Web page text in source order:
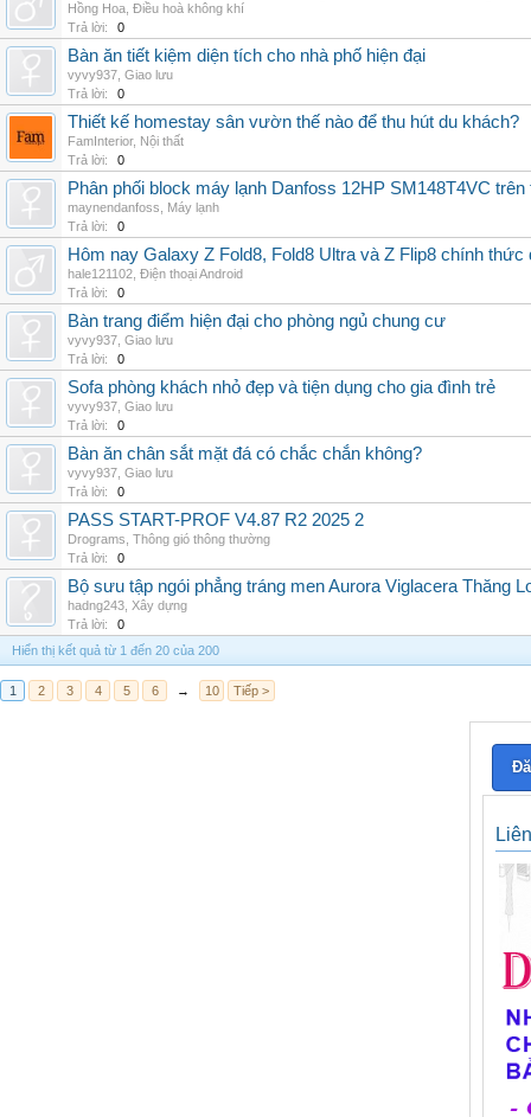
Hồng Hoa Điều hoà không khí
Trả lời:
0
Bàn ăn tiết kiệm diện tích cho nhà phố hiện đại
vyvy937 Giao lưu
Trả lời:
0
Thiết kế homestay sân vườn thế nào để thu hút du khách?
FamInterior, Nội thất
Trả lời:
0
Phân phối block máy lạnh Danfoss 12HP SM148T4VC
maynendanfoss
Máy lạnh
Trả lời:
0
Hôm nay Galaxy Z Fold8, Fold8 Ultra và Z Flip8 chính
hale121102 Điện thoại Android
Trả lời:
0
Bàn trang điểm hiện đại cho phòng ngủ chung cư
vyvy937 Giao lưu
Trả lời:
0
Sofa phòng khách nhỏ đẹp và tiện dụng cho gia đình trẻ
vyvy937 Giao lưu
Trả lời:
0
Bàn ăn chân sắt mặt đá có chắc chắn không?
vyvy937 Giao lưu
Trả lời:
0
PASS START-PROF V4.87 R2 2025 2
Drograms Thông gió thông thường
Trả lời:
0
Bộ sưu tập ngói phẳng tráng men Aurora Viglacera Thăng
hadng243 Xây dựng
Trả lời:
0
Hiển thị kết quả từ 1 đến 20 của 200
1 2 3 4 5 6 → 10 Tiếp >